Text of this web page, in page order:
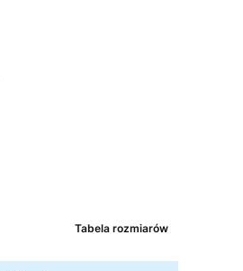
Tabela rozmiarów